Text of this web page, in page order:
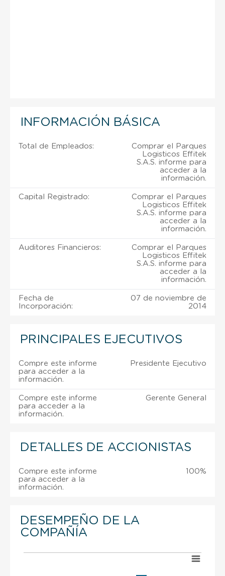
INFORMACIÓN BÁSICA
Total de Empleados:
Comprar el Parques
Logisticos Effitek
S.A.S. informe para
acceder a la
información.
Capital Registrado:
Comprar el Parques
Logisticos Effitek
S.A.S. informe para
acceder a la
información.
Auditores Financieros:
Comprar el Parques
Logisticos Effitek
S.A.S. informe para
acceder a la
información.
Fecha de
Incorporación:
07 de noviembre de
2014
PRINCIPALES EJECUTIVOS
Compre este informe
para acceder a la
información.
Presidente Ejecutivo
Compre este informe
para acceder a la
información.
Gerente General
DETALLES DE ACCIONISTAS
Compre este informe
para acceder a la
información.
100%
DESEMPEÑO DE LA
COMPAÑÍA